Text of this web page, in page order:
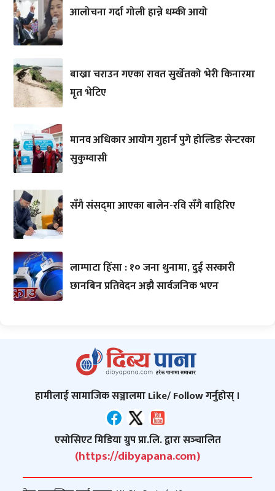
आलोचना गर्दा गोली हान्ने धम्की आयो
बाख्रा चराउन गएका रावत सुर्खेतको भेरी किनारमा
मृत भेटिए
मानव अधिकार आयोग गुहार्न पुगे होल्डिङ सेन्टरका
सुकुम्वासी
सँगै संसद्‌मा आएका बालेन-रवि सँगै बाहिरिए
लाम्पाटा हिंसा : १० जना थुनामा, दुई सरकारी
छानबिन प्रतिवेदन अझै सार्वजनिक भएन
हामीलाई सामाजिक सञ्जालमा Like/ Follow गर्नुहोस् ।
एसोसिएट मिडिया ग्रुप प्रा.लि. द्वारा सञ्‍चालित
(https://dibyapana.com)